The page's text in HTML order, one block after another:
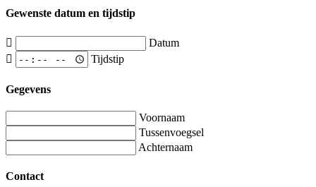
Gewenste datum en tijdstip
Datum
Tijdstip
Gegevens
Voornaam
Tussenvoegsel
Achternaam
Contact